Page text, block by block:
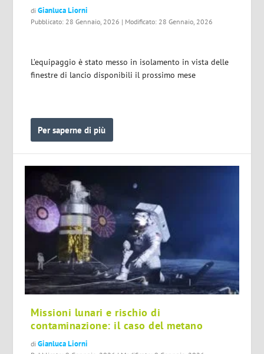
diGianluca Liorni
Pubblicato: 28 Gennaio, 2026 | Modificato: 28 Gennaio, 2026
L’equipaggio è stato messo in isolamento in vista delle
finestre di lancio disponibili il prossimo mese
Per saperne di più
Missioni lunari e rischio di
contaminazione: il caso del metano
diGianluca Liorni